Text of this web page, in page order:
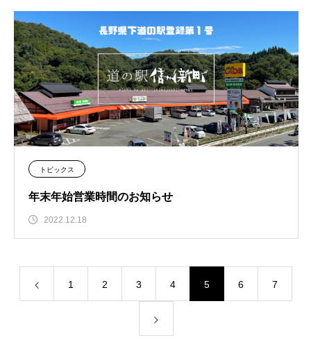
トピックス
年末年始営業時間のお知らせ
2022.12.18
1 2 3 4 5 6 7